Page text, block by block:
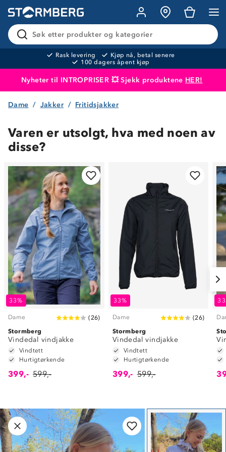
Søk etter produkter og kategorier
Rask levering
Kjøp nå, betal senere
100 dagers åpent kjøp
Nyheter til INTROPRISER 💥 Sjekk produktene HER!
Produktet er lagt i handlekurven
Dame Jakker Fritidsjakker
Varen er utsolgt, hva med noen av
disse?
33%
Dame (26)
Stormberg
Vindedal vindjakke
Vindtett
Hurtigtørkende
399,- 599,-
33%
Dame (26)
Stormberg
Vindedal vindjakke
Vindtett
Hurtigtørkende
399,- 599,-